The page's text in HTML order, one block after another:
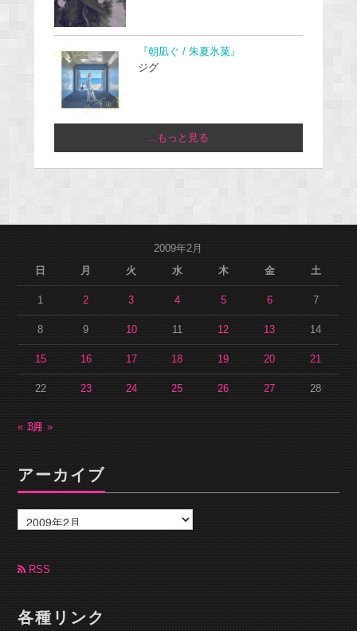
『朝凪ぐ / 朱夏氷菓』
ジグ
...もっと見る
2009年2月
日
月 火 水 木 金 土
1 2 3 4 5 6 7
8 9 10 11 12 13 14
15 16 17 18 19 20 21
22 23 24 25 26 27 28
« 1月3月 »
アーカイブ
ー
カ
ブ
RSS
各種リンク